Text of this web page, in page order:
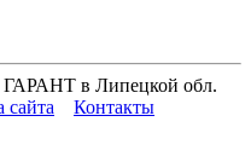
в Липецкой обл.
сайта
Контакты